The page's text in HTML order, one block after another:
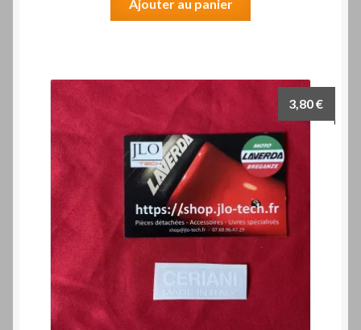
Ajouter au panier
3,80€